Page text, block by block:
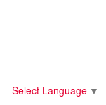
Select Language ▼